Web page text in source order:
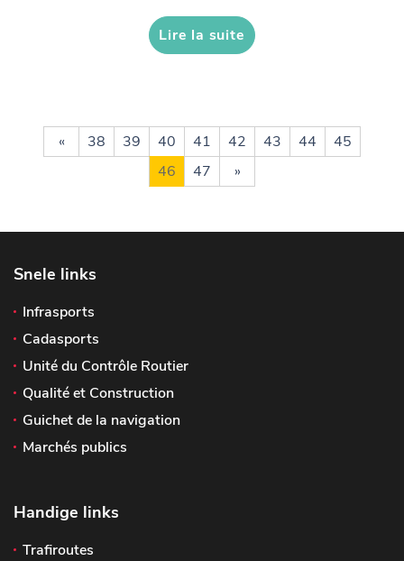
Lire la suite
« 38 39 40 41 42 43 44
45
46
47 »
Snele links
Infrasports
Cadasports
Unité du Contrôle Routier
Qualité et Construction
Guichet de la navigation
Marchés publics
Handige links
Trafiroutes